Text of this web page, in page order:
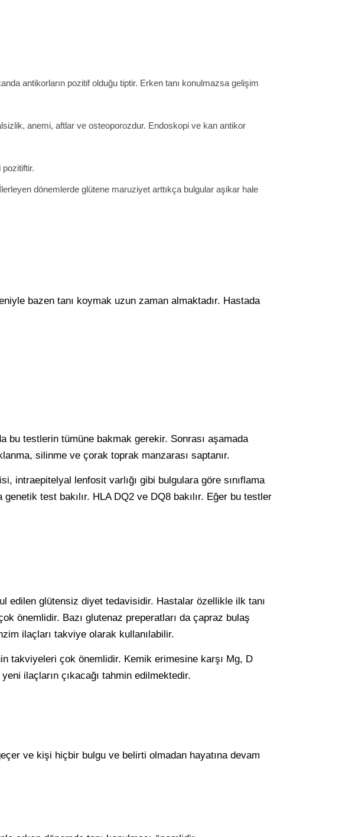
antikorların pozitif olduğu tiptir. Erken tanı konulmazsa gelişim
anemi, aftlar ve osteoporozdur. Endoskopi ve kan antikor
dönemlerde glütene maruziyet arttıkça bulgular aşikar hale
bazen tanı koymak uzun zaman almaktadır. Hastada
bu testlerin tümüne bakmak gerekir. Sonrası aşamada
silinme ve çorak toprak manzarası saptanır.
intraepitelyal lenfosit varlığı gibi bulgulara göre sınıflama
test bakılır. HLA DQ2 ve DQ8 bakılır. Eğer bu testler
edilen glütensiz diyet tedavisidir. Hastalar özellikle ilk tanı
önemlidir. Bazı glutenaz preperatları da çapraz bulaş
ilaçları takviye olarak kullanılabilir.
takviyeleri çok önemlidir. Kemik erimesine karşı Mg, D
ilaçların çıkacağı tahmin edilmektedir.
ve kişi hiçbir bulgu ve belirti olmadan hayatına devam